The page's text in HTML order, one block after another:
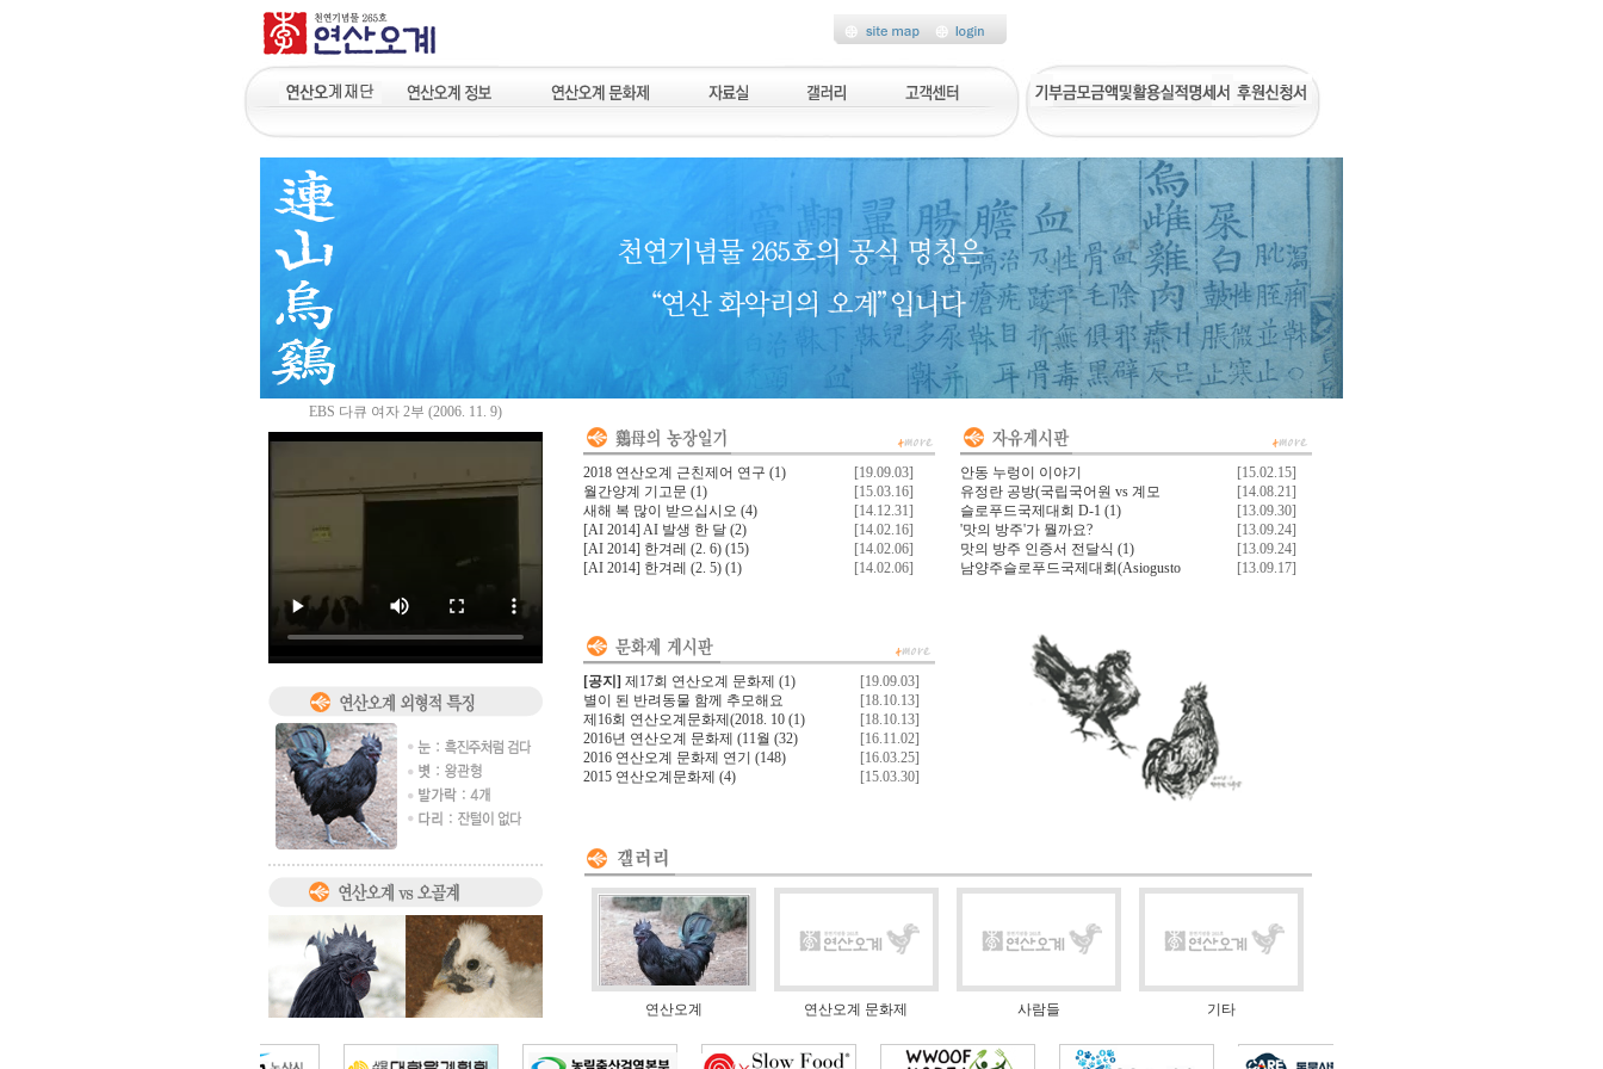
EBS 다큐 여자 2부 (2006. 11. 9)
2018 연산오계 근친제어 연구 (1)
[19.09.03]
월간양계 기고문 (1)
[15.03.16]
새해 복 많이 받으십시오 (4)
[14.12.31]
[AI 2014] AI 발생 한 달 (2)
[14.02.16]
[AI 2014] 한겨레 (2. 6) (15)
[14.02.06]
[AI 2014] 한겨레 (2. 5) (1) [14.02.06]
안동 누렁이 이야기
[15.02.15]
유정란 공방(국립국어원 vs 계모
[14.08.21]
슬로푸드국제대회 D-1 (1)
[13.09.30]
'맛의 방주'가 뭘까요?
[13.09.24]
맛의 방주 인증서 전달식 (1)
[13.09.24]
남양주슬로푸드국제대회(Asiogusto
[13.09.17]
[공지] 제17회 연산오계 문화제 (1)
[19.09.03]
별이 된 반려동물 함께 추모해요
[18.10.13]
제16회 연산오계문화제(2018. 10 (1)
[18.10.13]
2016년 연산오계 문화제 (11월 (32)
[16.11.02]
2016 연산오계 문화제 연기 (148)
[16.03.25]
2015 연산오계문화제 (4) [15.03.30]
연산오계 연산오계 문화제 사람들 기타